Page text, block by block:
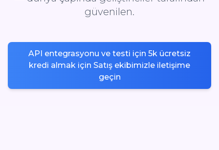
güvenilen.
API entegrasyonu ve testi için 5k ücretsiz
kredi almak için Satış ekibimizle iletişime
geçin